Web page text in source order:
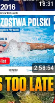
18:31
2:58:54